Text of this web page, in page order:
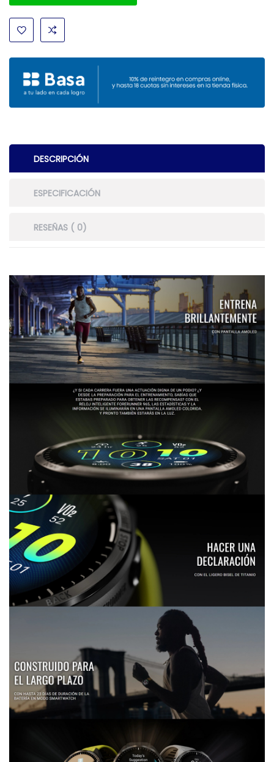
DESCRIPCIÓN
ESPECIFICACIÓN
RESEÑAS ( 0)